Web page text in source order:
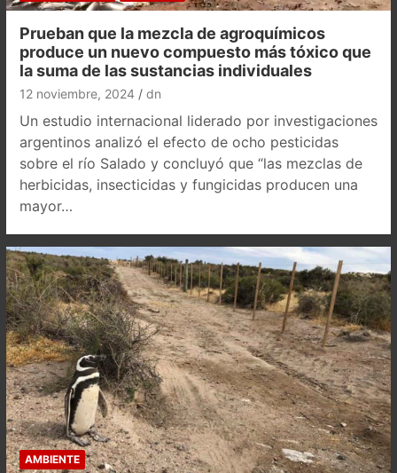
Prueban que la mezcla de agroquímicos
produce un nuevo compuesto más tóxico que
la suma de las sustancias individuales
12 noviembre, 2024 dn
Un estudio internacional liderado por investigaciones
argentinos analizó el efecto de ocho pesticidas
sobre el río Salado y concluyó que “las mezclas de
herbicidas, insecticidas y fungicidas producen una
mayor…
AMBIENTE